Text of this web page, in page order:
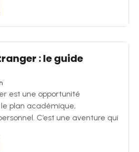
: le guide
est une opportunité
plan académique,
C’est une aventure qui